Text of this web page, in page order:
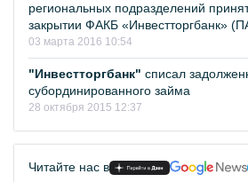
региональных подразделений
закрытии ФАКБ «Инвестторгбанк»
03 марта 2016 10:54
"Инвестторгбанк" списал
субординированного займа
28 октября 2015 12:37
Читайте нас в